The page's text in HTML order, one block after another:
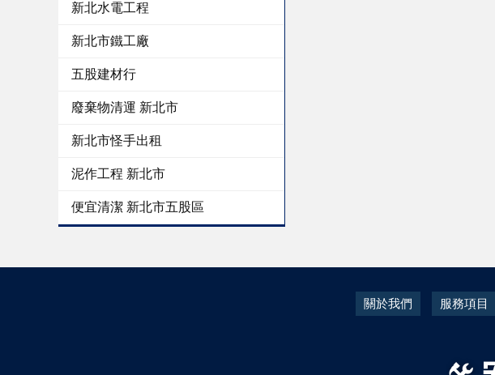
新北水電工程
新北市鐵工廠
五股建材行
廢棄物清運 新北市
新北市怪手出租
泥作工程 新北市
便宜清潔 新北市五股區
關於我們 服務項目